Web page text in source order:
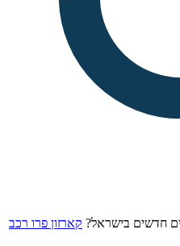
חדשים בישראל? קארזון פרו רכב